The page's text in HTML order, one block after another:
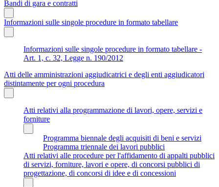
Bandi di gara e contratti
Informazioni sulle singole procedure in formato tabellare
Informazioni sulle singole procedure in formato tabellare -
Art. 1, c. 32, Legge n. 190/2012
Atti delle amministrazioni aggiudicatrici e degli enti aggiudicatori
distintamente per ogni procedura
Atti relativi alla programmazione di lavori, opere, servizi e
forniture
Programma biennale degli acquisiti di beni e servizi
Programma triennale dei lavori pubblici
Atti relativi alle procedure per l'affidamento di appalti pubblici
di servizi, forniture, lavori e opere, di concorsi pubblici di
progettazione, di concorsi di idee e di concessioni